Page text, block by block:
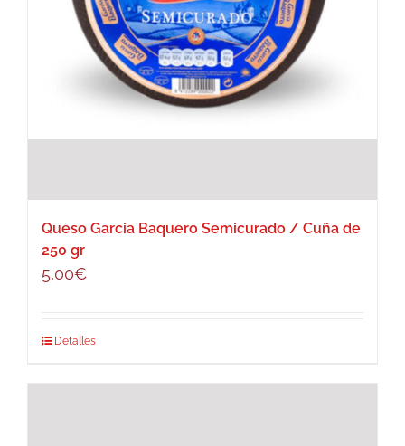
Queso Garcia Baquero Semicurado / Cuña de
250 gr
5,00€
Detalles